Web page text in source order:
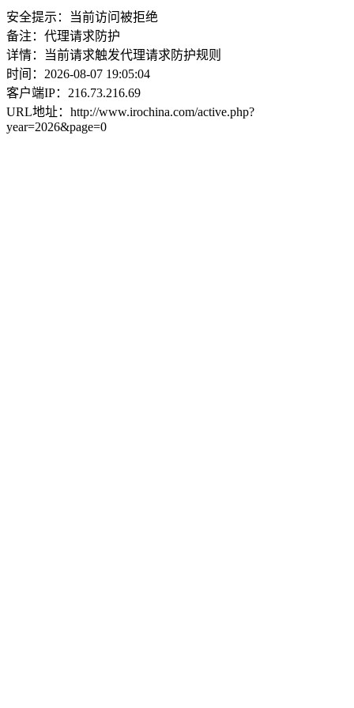
安全提示：当前访问被拒绝
备注：代理请求防护
详情：当前请求触发代理请求防护规则
时间：2026-08-07 19:05:04
客户端IP：216.73.216.69
URL地址：http://www.irochina.com/active.php?
year=2026&page=0